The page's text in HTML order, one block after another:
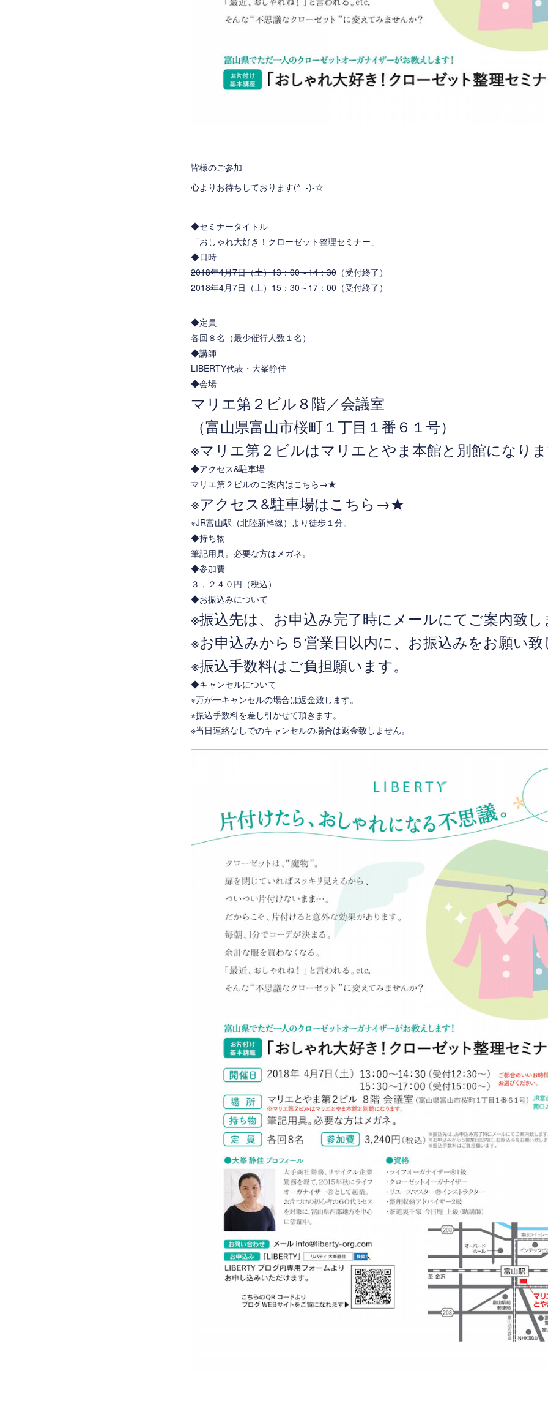
皆様のご参加
心よりお待ちしております(^_-)-☆
◆セミナータイトル
「おしゃれ大好き！クローゼット整理セミナー」
◆日時
2018年4月7日（土）13：00～14：30 （受付終了）
2018年4月7日（土）15：30～17：00 （受付終了）
◆定員
各回８名（最少催行人数１名）
◆講師
LIBERTY代表・大峯静佳
◆会場
マリエ第２ビル８階／会議室
（富山県富山市桜町１丁目１番６１号）
※マリエ第２ビルはマリエとやま本館と別館になり
◆アクセス&駐車場
マリエ第２ビルのご案内はこちら→★
※アクセス&駐車場はこちら→★
※JR富山駅（北陸新幹線）より徒歩１分。
◆持ち物
筆記用具。必要な方はメガネ。
◆参加費
３，２４０円（税込）
◆お振込みについて
※振込先は、お申込み完了時にメールにてご案内致
※お申込みから５営業日以内に、お振込みをお願い
※振込手数料はご負担願います。
◆キャンセルについて
※万が一キャンセルの場合は返金致します。
※振込手数料を差し引かせて頂きます。
※当日連絡なしでのキャンセルの場合は返金致しません。